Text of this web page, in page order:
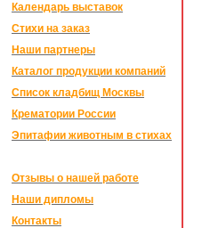
Календарь выставок
Стихи на заказ
Наши партнеры
Каталог продукции компаний
Список кладбищ Москвы
Крематории России
Эпитафии животным в стихах
Отзывы о нашей работе
Наши дипломы
Контакты